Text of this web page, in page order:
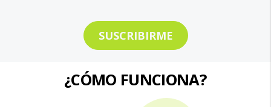
SUSCRIBIRME
¿CÓMO FUNCIONA?